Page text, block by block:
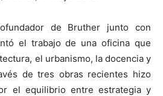
de Bruther junto con
el trabajo de una oficina que
el urbanismo, la docencia y
de tres obras recientes hizo
el equilibrio entre estrategia y